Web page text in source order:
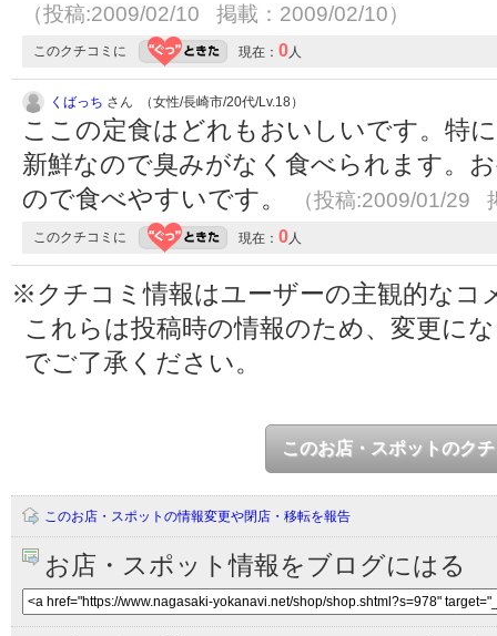
（投稿:2009/02/10 掲載：2009/02/10）
このクチコミに 現在： 0人
くばっち さん （女性/長崎市/20代/Lv.18）
ここの定食はどれもおいしいです。特
新鮮なので臭みがなく食べられます。
ので食べやすいです。
（投稿:2009/01/29
このクチコミに 現在： 0人
※クチコミ情報はユーザーの主観的なコ
これらは投稿時の情報のため、変更に
でご了承ください。
このお店・スポットのク
このお店・スポットの情報変更や閉店・移転を報告
お店・スポット情報をブログにはる